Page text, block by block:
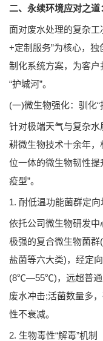
二、永续环境应对之
面对废水处理的复杂工
+定制服务”为核心，
制化系统方案，为客
“护城河”。
(一)微生物强化：驯化“
针对极端天气与复杂
耕微生物技术十余年，
位一体的微生物韧性提
疫型”。
1. 耐低温功能菌群定向
依托公司微生物研发
极强的复合微生物菌
盐菌等六大类)，经定
(8℃—55℃)，远超普通
废水冲击;活菌数量多
性不衰减。
2. 生物毒性“解毒”机制